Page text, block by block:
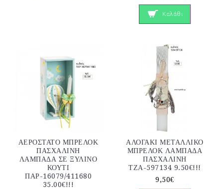
Καλάθι
ΑΕΡΟΣΤΑΤΟ ΜΠΡΕΛΟΚ
ΠΑΣΧΑΛΙΝΗ
ΛΑΜΠΑΔΑ ΣΕ ΞΥΛΙΝΟ
ΚΟΥΤΙ
ΠΑΡ-16079/411680
35.00€!!!
ΑΛΟΓΑΚΙ ΜΕΤΑΛΛΙΚΟ
ΜΠΡΕΛΟΚ ΛΑΜΠΑΔΑ
ΠΑΣΧΑΛΙΝΗ
ΤΖΑ-597134 9.50€!!!
9,50€